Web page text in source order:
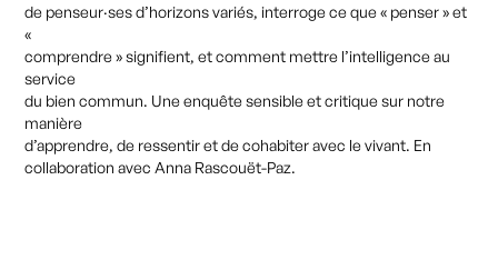
de penseur·sesd’horizonsvariés, interrogeceque« penser»et
«
comprendre»signifient, etcomment mettre l’intelligenceau
service
du bien commun. Uneenquêtesensibleetcritiquesur notre
manière
d’apprendre, de ressentiretdecohabiteravec levivant. En
collaboration avec Anna Rascouët-Paz.